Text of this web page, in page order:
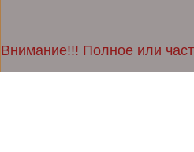
Внимание!!! Полное или